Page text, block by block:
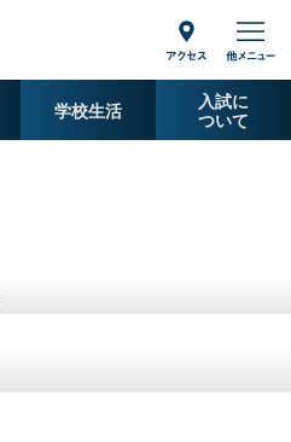
学校生活
入試に
ついて